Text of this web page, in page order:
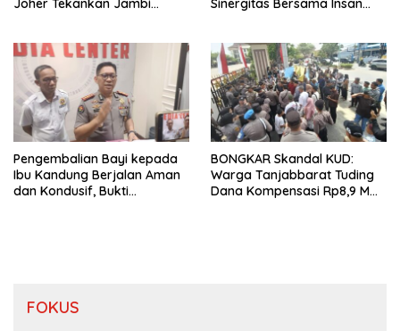
Joher Tekankan Jambi
Sinergitas Bersama Insan
Pengembalian Bayi kepada
Ibu Kandung Berjalan Aman
dan Kondusif, Bukti
BONGKAR Skandal KUD:
Warga Tanjabbarat Tuding
Dana Kompensasi Rp8,9 M
FOKUS